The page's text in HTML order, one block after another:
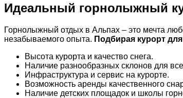
Идеальный горнолыжный
Горнолыжный отдых в Альпах – это мечта
незабываемого опыта. Подбирая курорт
Высота курорта и качество снега.
Наличие разнообразных склонов для
Инфраструктура и сервис на курорте.
Возможность аренды качественного
Наличие детских площадок и школы